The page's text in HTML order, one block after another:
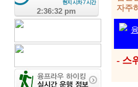
현지 시차7시간
2:36:32 pm
자주
- 스